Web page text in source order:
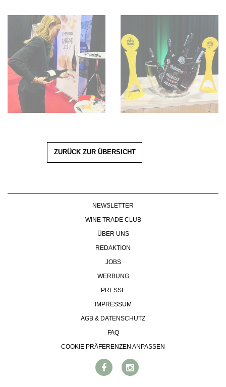
ZURÜCK ZUR ÜBERSICHT
NEWSLETTER
WINE TRADE CLUB
ÜBER UNS
REDAKTION
JOBS
WERBUNG
PRESSE
IMPRESSUM
AGB & DATENSCHUTZ
FAQ
COOKIE PRÄFERENZEN ANPASSEN